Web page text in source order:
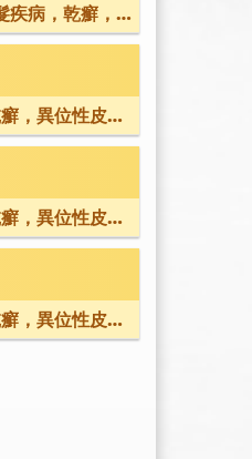
疾病，乾癬，青
，異位性皮膚
，異位性皮膚
，異位性皮膚